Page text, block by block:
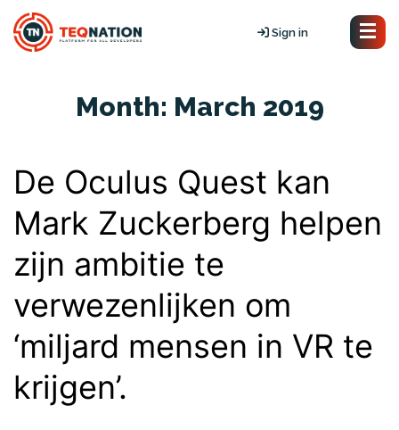
Sign in
Month: March 2019
De Oculus Quest kan
Mark Zuckerberg helpen
zijn ambitie te
verwezenlijken om
‘miljard mensen in VR te
krijgen’.